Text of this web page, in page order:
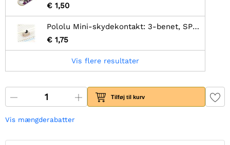
€ 1,50
Pololu Mini-skydekontakt: 3-benet, SPDT, 0,3A (3-pak)
€ 1,75
Vis flere resultater
Tilføj til kurv
Vis mængderabatter